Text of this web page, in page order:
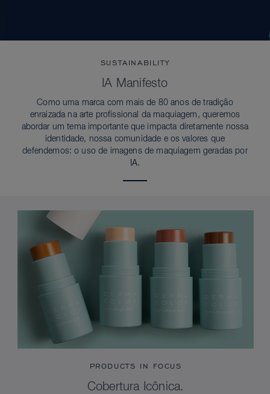
SUSTAINABILITY
IA Manifesto
Como uma marca com mais de 80 anos de tradição
enraizada na arte profissional da maquiagem, queremos
abordar um tema importante que impacta diretamente nossa
identidade, nossa comunidade e os valores que
defendemos: o uso de imagens de maquiagem geradas por
IA.
PRODUCTS IN FOCUS
Cobertura Icônica.